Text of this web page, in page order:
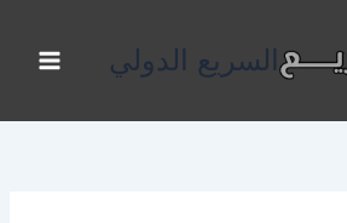
السريع الدولي